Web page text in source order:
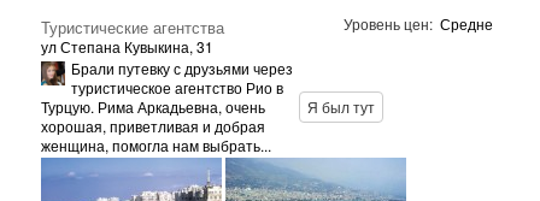
Туристические агентства
ул Степана Кувыкина, 31
Уровень цен: Средне
Брали путевку с друзьями через
туристическое агентство Рио в
Турцую. Рима Аркадьевна, очень
хорошая, приветливая и добрая
женщина, помогла нам выбрать...
Я был тут